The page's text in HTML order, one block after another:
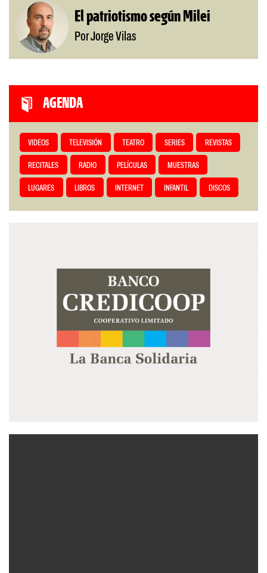
El patriotismo según Milei
Por Jorge Vilas
AGENDA
VIDEOS TELEVISIÓN TEATRO SERIES REVISTAS
RECITALES RADIO PELÍCULAS MUESTRAS
LUGARES LIBROS INTERNET INFANTIL DISCOS